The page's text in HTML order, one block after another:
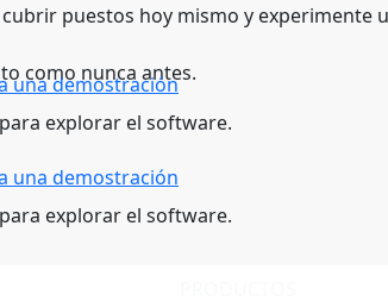
cubrir puestos hoy mismo y experimente
como nunca antes.
una demostración
explorar el software.
una demostración
explorar el software.